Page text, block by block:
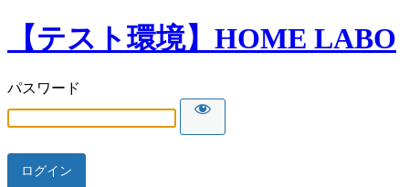
【テスト環境】HOME LABO
パスワード